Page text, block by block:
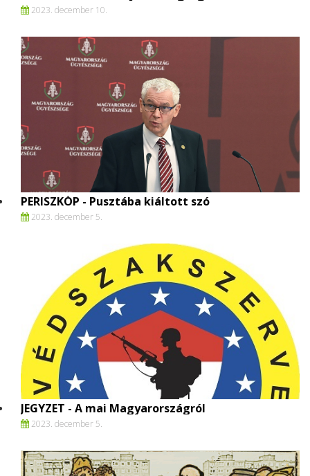
2023. december 10.
PERISZKÓP - Pusztába kiáltott szó
2023. december 5.
JEGYZET - A mai Magyarországról
2023. december 5.